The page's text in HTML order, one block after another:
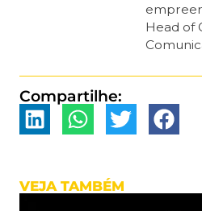
Head of
Compartilhe:
VEJA TAMBÉM